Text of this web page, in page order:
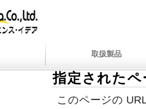
取扱製品
指定された
このページの